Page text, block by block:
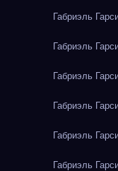
Габриэль
Габриэль
Габриэль
Габриэль
Габриэль
Габриэль